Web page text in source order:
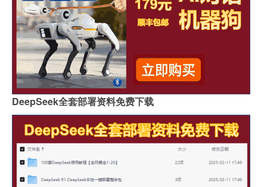
DeepSeek全套部署资料免费下载